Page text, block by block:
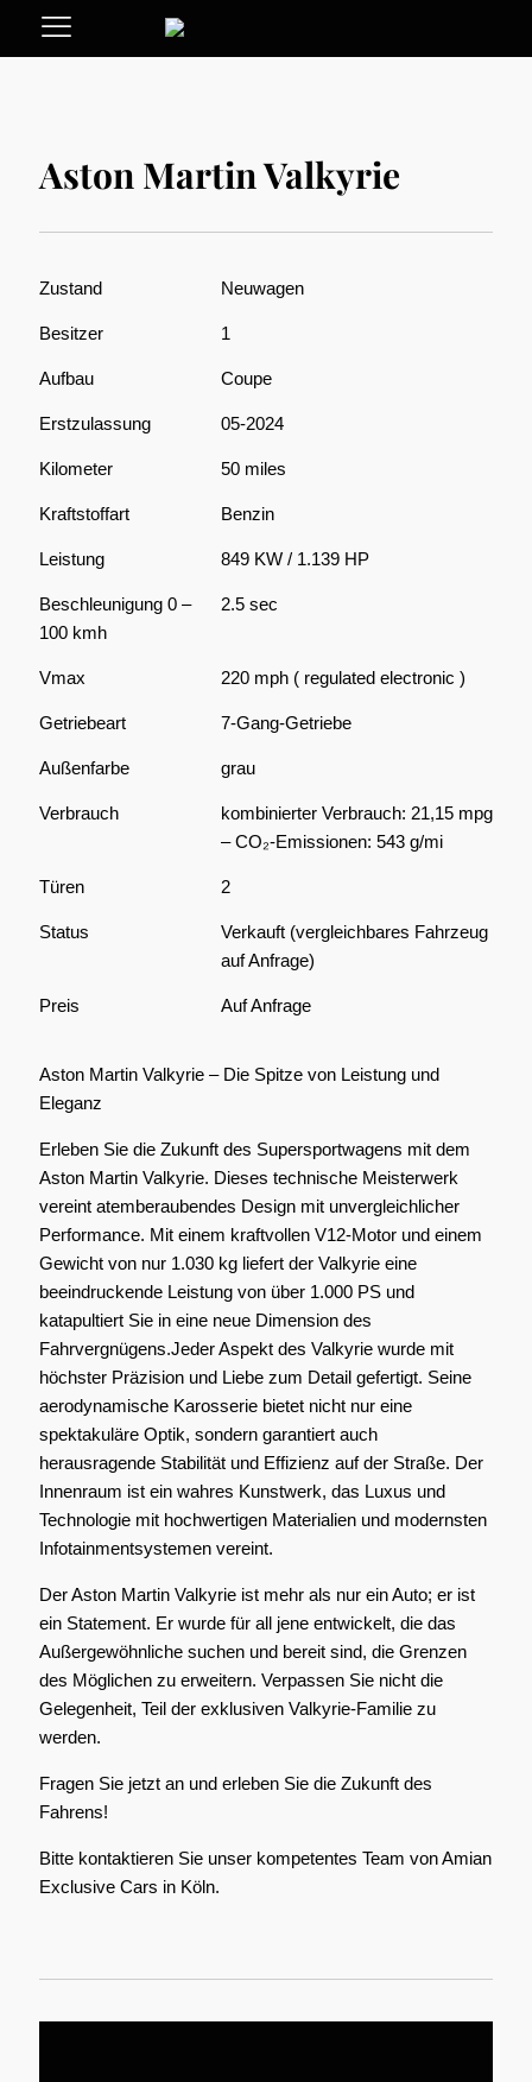
Aston Martin Valkyrie
Zustand Neuwagen
Besitzer 1
Aufbau Coupe
Erstzulassung 05-2024
Kilometer 50 miles
Kraftstoffart Benzin
Leistung 849 KW / 1.139 HP
Beschleunigung 0 –
100 kmh
2.5 sec
Vmax 220 mph ( regulated electronic )
Getriebeart 7-Gang-Getriebe
Außenfarbe grau
Verbrauch
kombinierter Verbrauch: 21,15 mpg
– CO₂-Emissionen: 543 g/mi
Türen 2
Status
Verkauft (vergleichbares Fahrzeug
auf Anfrage)
Preis Auf Anfrage
Aston Martin Valkyrie – Die Spitze von Leistung und
Eleganz
Erleben Sie die Zukunft des Supersportwagens mit dem
Aston Martin Valkyrie. Dieses technische Meisterwerk
vereint atemberaubendes Design mit unvergleichlicher
Performance. Mit einem kraftvollen V12-Motor und einem
Gewicht von nur 1.030 kg liefert der Valkyrie eine
beeindruckende Leistung von über 1.000 PS und
katapultiert Sie in eine neue Dimension des
Fahrvergnügens.Jeder Aspekt des Valkyrie wurde mit
höchster Präzision und Liebe zum Detail gefertigt. Seine
aerodynamische Karosserie bietet nicht nur eine
spektakuläre Optik, sondern garantiert auch
herausragende Stabilität und Effizienz auf der Straße. Der
Innenraum ist ein wahres Kunstwerk, das Luxus und
Technologie mit hochwertigen Materialien und modernsten
Infotainmentsystemen vereint.
Der Aston Martin Valkyrie ist mehr als nur ein Auto; er ist
ein Statement. Er wurde für all jene entwickelt, die das
Außergewöhnliche suchen und bereit sind, die Grenzen
des Möglichen zu erweitern. Verpassen Sie nicht die
Gelegenheit, Teil der exklusiven Valkyrie-Familie zu
werden.
Fragen Sie jetzt an und erleben Sie die Zukunft des
Fahrens!
Bitte kontaktieren Sie unser kompetentes Team von Amian
Exclusive Cars in Köln.